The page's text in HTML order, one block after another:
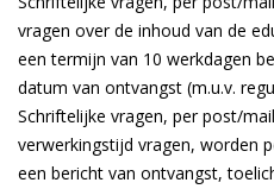
vragen over de inhoud van de
een termijn van 10 werkdagen
datum van ontvangst (m.u.v.
Schriftelijke vragen, per post/
verwerkingstijd vragen, worden
een bericht van ontvangst,